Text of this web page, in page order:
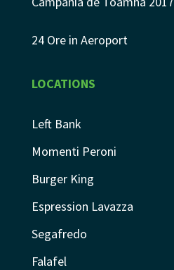
24 Ore in Aeroport
LOCATIONS
Left Bank
Momenti Peroni
Burger King
Espression Lavazza
Segafredo
Falafel